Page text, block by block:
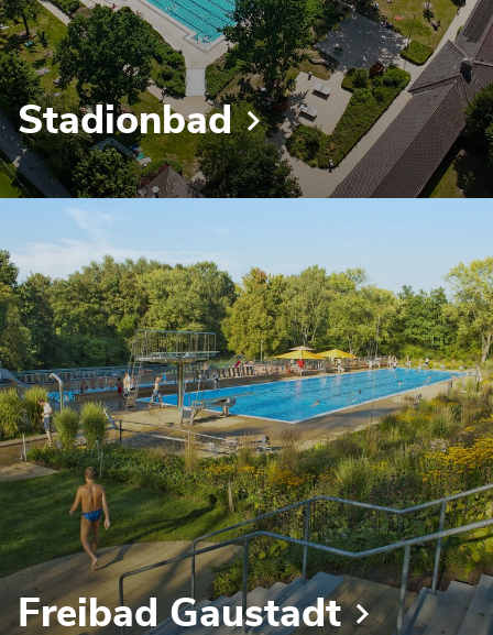
Stadionbad
Freibad Gaustadt